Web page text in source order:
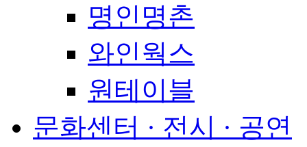
명인명촌
와인웍스
원테이블
문화센터 · 전시 · 공연